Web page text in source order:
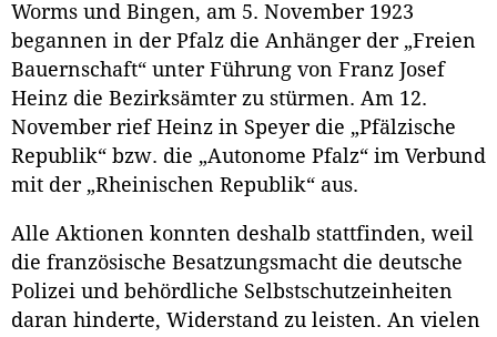
Worms und Bingen, am 5. November 1923
begannen in der Pfalz die Anhänger der „Freien
Bauernschaft“ unter Führung von Franz Josef
Heinz die Bezirksämter zu stürmen. Am 12.
November rief Heinz in Speyer die „Pfälzische
Republik“ bzw. die „Autonome Pfalz“ im Verbund
mit der „Rheinischen Republik“ aus.
Alle Aktionen konnten deshalb stattfinden, weil
die französische Besatzungsmacht die deutsche
Polizei und behördliche Selbstschutzeinheiten
daran hinderte, Widerstand zu leisten. An vielen